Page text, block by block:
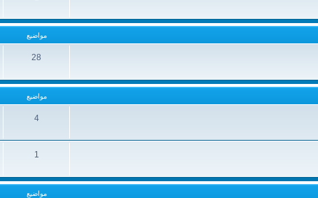
مواضيع
28
مواضيع
4
1
مواضيع